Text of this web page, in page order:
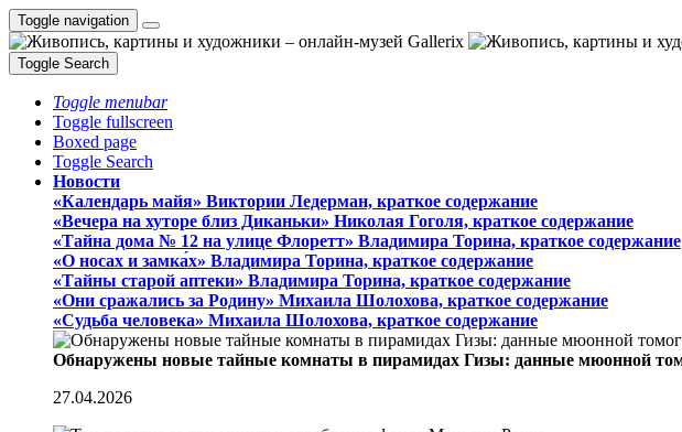
Toggle navigation
Toggle Search
Toggle menubar
Toggle fullscreen
Boxed page
Toggle Search
Новости
«Календарь майя» Виктории Ледерман, краткое содержание
«Вечера на хуторе близ Диканьки» Николая Гоголя, краткое содержание
«Тайна дома № 12 на улице Флоретт» Владимира Торина, краткое содержание
«О носах и замка́х» Владимира Торина, краткое содержание
«Тайны старой аптеки» Владимира Торина, краткое содержание
«Они сражались за Родину» Михаила Шолохова, краткое содержание
«Судьба человека» Михаила Шолохова, краткое содержание
Обнаружены новые тайные комнаты в пирамидах Гизы: данные мюонной
27.04.2026